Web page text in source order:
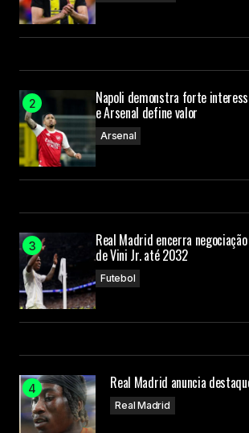
Napoli demonstra forte
e Arsenal define valor
Arsenal
Real Madrid encerra
de Vini Jr. até 2032
Futebol
Real Madrid anuncia
Real Madrid